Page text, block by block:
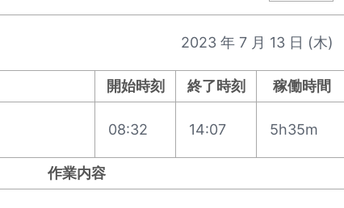
2023 年 7 月 13 日 (木)
開始時刻 終了時刻 稼働時間
08:32 14:07 5h35m
作業内容